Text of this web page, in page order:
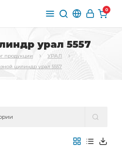
0
урал 5557
продукции
УРАЛ
цилиндр урал 5557